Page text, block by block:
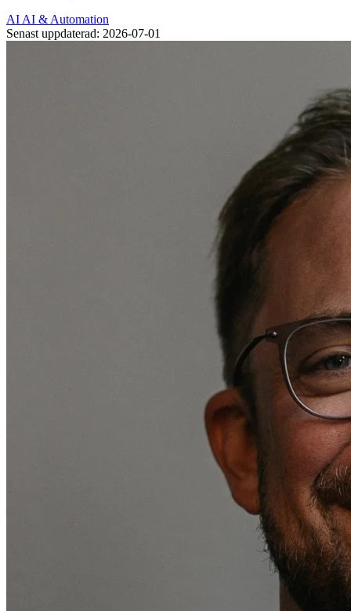
AI AI & Automation
Senast uppdaterad: 2026-07-01